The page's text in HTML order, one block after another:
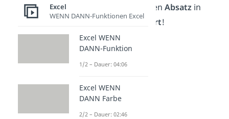
Super, schon hast du den Absatzin
einer Excel Zelle aktiviert!
Excel
WENN DANN-Funktionen Excel
Excel WENN
DANN-Funktion
1/2 – Dauer: 04:06
Excel WENN
DANN Farbe
2/2 – Dauer: 02:46